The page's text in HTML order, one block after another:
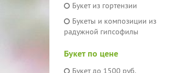
Букет из гортензии
Букеты и композиции из
радужной гипсофилы
Букет по цене
Букет до 1500 руб.